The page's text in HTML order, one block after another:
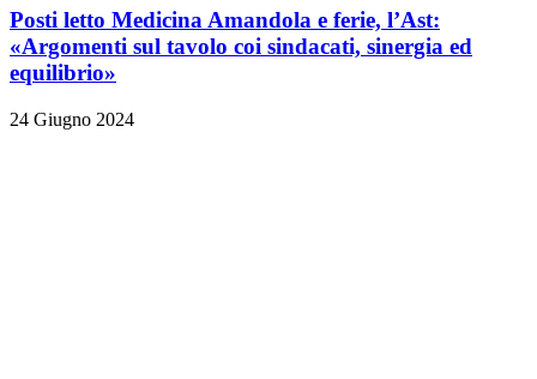
Posti letto Medicina Amandola e ferie, l’Ast:
«Argomenti sul tavolo coi sindacati, sinergia ed
equilibrio»
24 Giugno 2024